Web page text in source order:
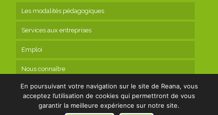
Les modalités pédagogiques
Services aux entreprises
Emploi
Nous connaître
Contact
En poursuivant votre navigation sur le site de Reana, vous
acceptez l’utilisation de cookies qui permettront de vous
garantir la meilleure expérience sur notre site.